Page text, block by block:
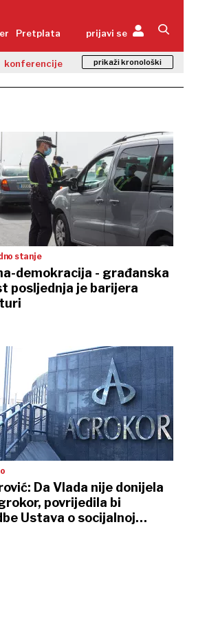
Pretplata prijavi se
konferencije prikaži kronološki
stanje
demokracija - građanska
posljednja je barijera
Da Vlada nije donijela
povrijedila bi
Ustava o socijalnoj